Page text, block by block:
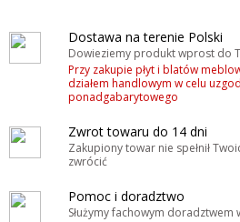
Dostawa na terenie Polski
Dowieziemy produkt wprost do
Przy zakupie płyt i blatów
działem handlowym w celu
ponadgabarytowego
Zwrot towaru do 14 dni
Zakupiony towar nie spełnił
zwrócić
Pomoc i doradztwo
Służymy fachowym doradztwem